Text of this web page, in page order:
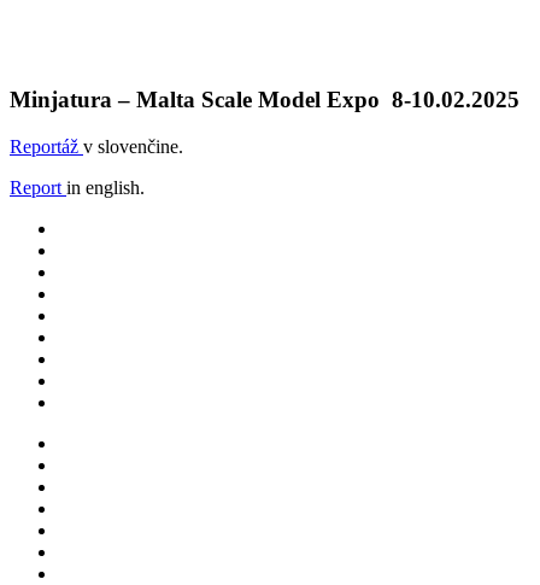
Minjatura – Malta Scale Model Expo 8-10.02.2025
Reportáž v slovenčine.
Report in english.